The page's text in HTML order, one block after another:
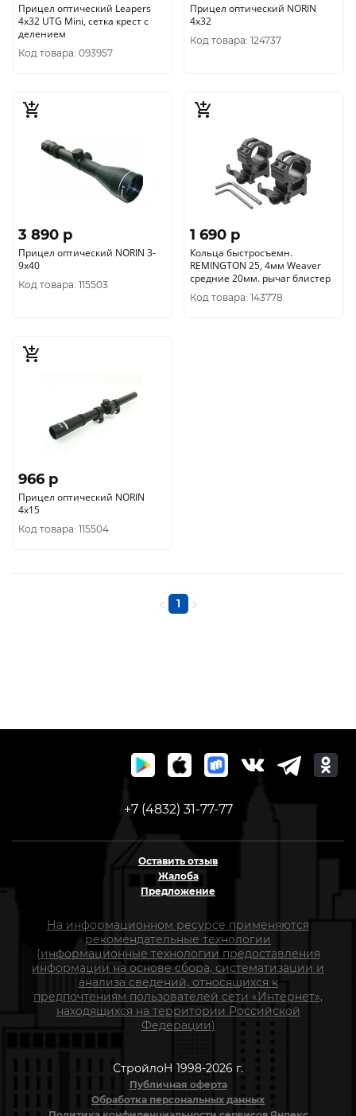
Прицел оптический Leapers
4x32 UTG Mini, сетка крест с
делением
Код товара: 093957
Прицел оптический NORIN
4х32
Код товара: 124737
3 890 p
Прицел оптический NORIN 3-
9х40
Код товара: 115503
1 690 p
Кольца быстросъемн.
REMINGTON 25, 4мм Weaver
средние 20мм. рычаг блистер
Код товара: 143778
966 p
Прицел оптический NORIN
4х15
Код товара: 115504
1
+7 (4832) 31-77-77
Оставить отзыв
Жалоба
Предложение
На информационном ресурсе применяются
рекомендательные технологии
(информационные технологии предоставления
информации на основе сбора, систематизации и
анализа сведений, относящихся к
предпочтениям пользователей сети «Интернет»,
находящихся на территории Российской
Федерации)
СтройлоН 1998-2026 г.
Публичная оферта
Обработка персональных данных